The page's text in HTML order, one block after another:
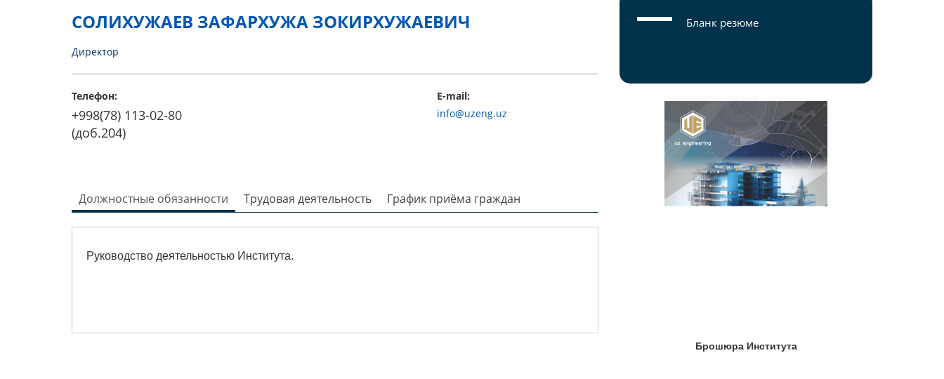
СОЛИХУЖАЕВ ЗАФАРХУЖА ЗОКИРХУЖАЕВИЧ
Директор
Телефон:
+998(78) 113-02-80
(доб.204)
E-mail:
info@uzeng.uz
Должностные обязанности Трудовая деятельность График приёма граждан
Руководство деятельностью Института.
Бланк резюме
Брошюра Института